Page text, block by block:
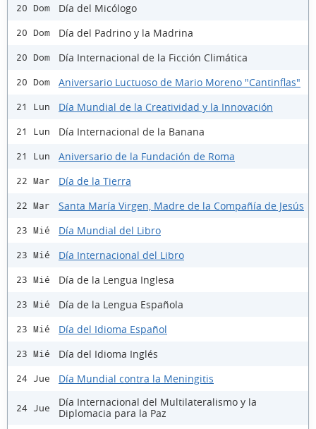
20 Dom Día del Micólogo
20 Dom Día del Padrino y la Madrina
20 Dom Día Internacional de la Ficción Climática
20 Dom Aniversario Luctuoso de Mario Moreno "Cantinflas"
21 Lun Día Mundial de la Creatividad y la Innovación
21 Lun Día Internacional de la Banana
21 Lun Aniversario de la Fundación de Roma
22 Mar Día de la Tierra
22 Mar Santa María Virgen, Madre de la Compañía de Jesús
23 Mié Día Mundial del Libro
23 Mié Día Internacional del Libro
23 Mié Día de la Lengua Inglesa
23 Mié Día de la Lengua Española
23 Mié Día del Idioma Español
23 Mié Día del Idioma Inglés
24 Jue Día Mundial contra la Meningitis
24 Jue
Día Internacional del Multilateralismo y la
Diplomacia para la Paz